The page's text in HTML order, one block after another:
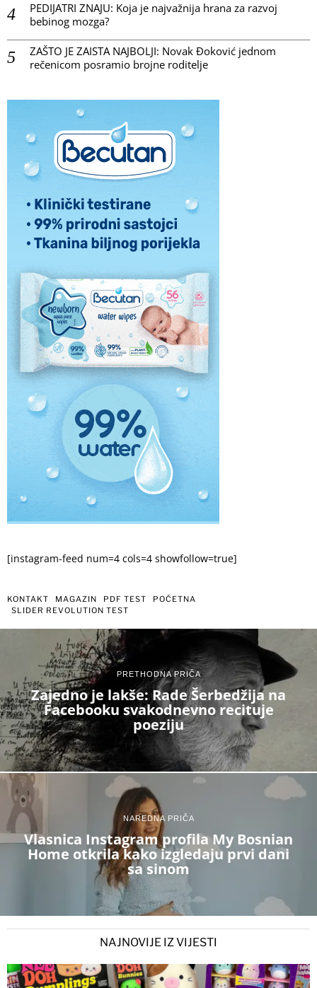
PEDIJATRI ZNAJU: Koja je najvažnija hrana za razvoj
bebinog mozga?
ZAŠTO JE ZAISTA NAJBOLJI: Novak Đoković jednom
rečenicom posramio brojne roditelje
[instagram-feed num=4 cols=4 showfollow=true]
KONTAKT MAGAZIN PDF TEST
POČETNA
SLIDER REVOLUTION TEST
PRETHODNA PRIČA
Zajedno je lakše: Rade Šerbedžija na
Facebooku svakodnevno recituje
poeziju
NAREDNA PRIČA
Vlasnica Instagram profila My Bosnian
Home otkrila kako izgledaju prvi dani
sa sinom
NAJNOVIJE IZ VIJESTI